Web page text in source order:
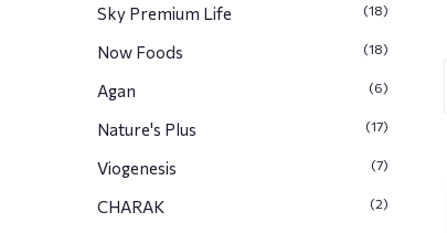
Sky Premium Life (18)
Now Foods (18)
Agan (6)
Nature's Plus (17)
Viogenesis (7)
CHARAK (2)